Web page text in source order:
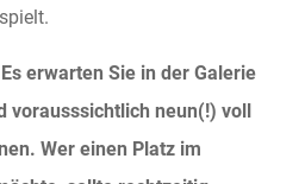
erwarten Sie in der Galerie
vorausssichtlich neun(!) voll
Wer einen Platz im